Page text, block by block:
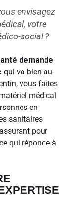
envisagez
votre
social ?
demande
qui va bien au-
vous faites
médical
en
sanitaires
pour
qui réponde à